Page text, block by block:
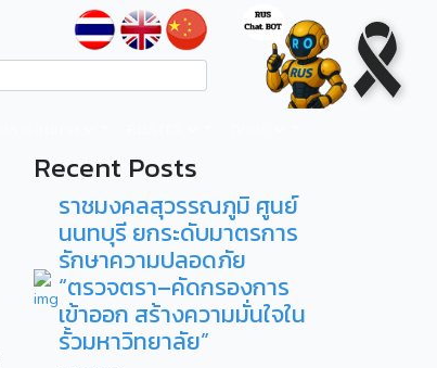
Recent Posts
ราชมงคลสุวรรณภูมิ ศูนย์
นนทบุรี ยกระดับมาตรการ
รักษาความปลอดภัย
“ตรวจตรา–คัดกรองการ
เข้าออก สร้างความมั่นใจใน
รั้วมหาวิทยาลัย”